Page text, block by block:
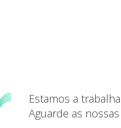
Estamos a
Aguarde as